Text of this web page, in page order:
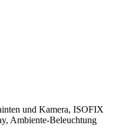
und Kamera, ISOFIX
Ambiente-Beleuchtung